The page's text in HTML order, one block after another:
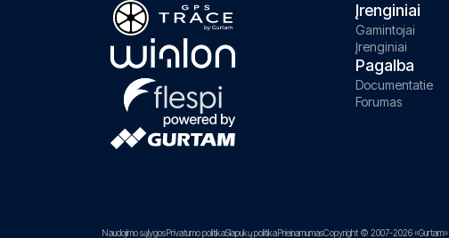
Įrenginiai
Gamintojai
Įrenginiai
Pagalba
Documentatie
Forumas
Naudojimo sąlygosPrivatumo politikaSlapukų politikaPrieinamumasCopyright © 2007-2026 «Gurtam»